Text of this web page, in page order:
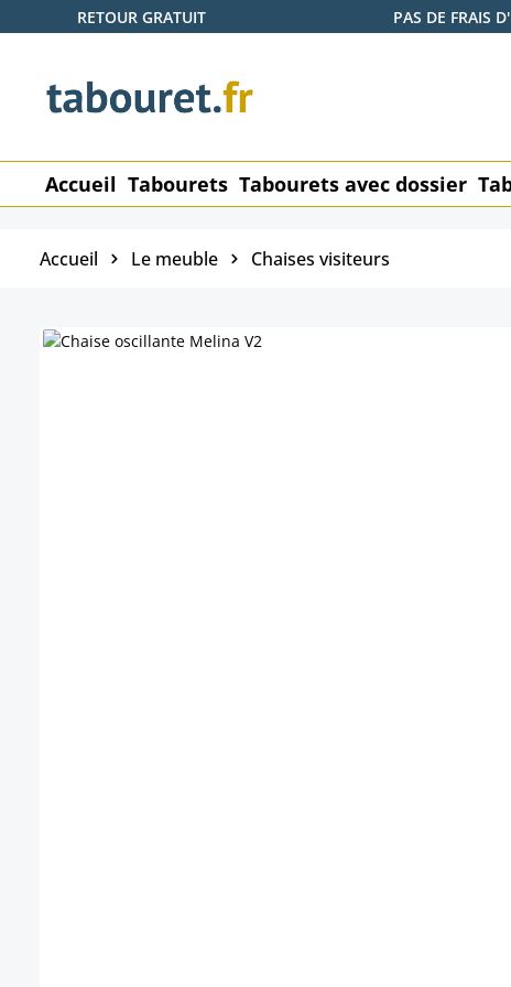
au contenu principal
Passer à la recherche
Passer à la navigation principale
RETOUR GRATUIT PAS DE FRAIS
Accueil Tabourets Tabourets avec dossier
Accueil Le meuble Chaises visiteurs